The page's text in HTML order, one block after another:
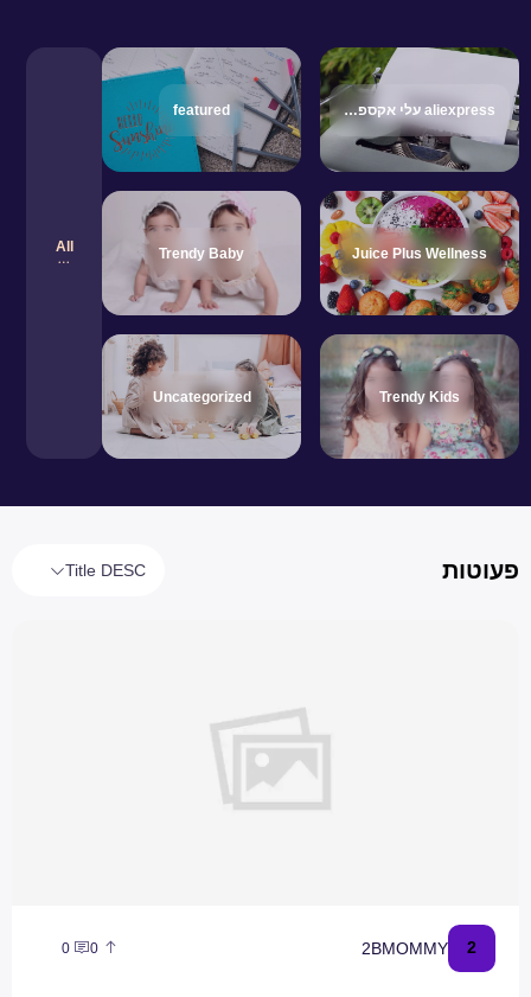
aliexpress עלי אקספרס featured
Juice Plus Wellness
Trendy Baby
Trendy Kids
Uncategorized
All
פעוטות Title DESC
2
2BMOMMY
0
0